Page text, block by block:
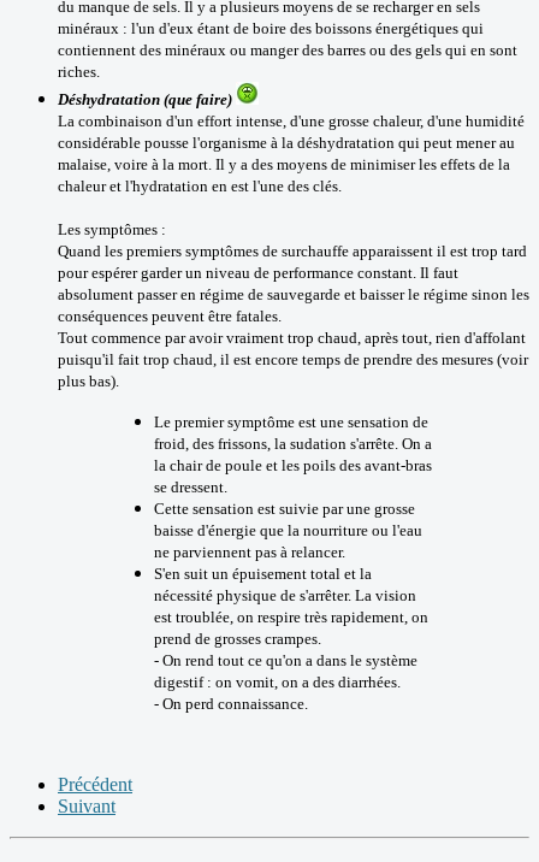
du manque de sels. Il y a plusieurs moyens de se recharger en sels
minéraux : l'un d'eux étant de boire des boissons énergétiques qui
contiennent des minéraux ou manger des barres ou des gels qui en sont
riches.
Déshydratation (que faire)
La combinaison d'un effort intense, d'une grosse chaleur, d'une humidité
considérable pousse l'organisme à la déshydratation qui peut mener au
malaise, voire à la mort. Il y a des moyens de minimiser les effets de la
chaleur et l'hydratation en est l'une des clés.
Les symptômes :
Quand les premiers symptômes de surchauffe apparaissent il est trop tard
pour espérer garder un niveau de performance constant. Il faut
absolument passer en régime de sauvegarde et baisser le régime sinon les
conséquences peuvent être fatales.
Tout commence par avoir vraiment trop chaud, après tout, rien d'affolant
puisqu'il fait trop chaud, il est encore temps de prendre des mesures (voir
plus bas).
Le premier symptôme est une sensation de
froid, des frissons, la sudation s'arrête. On a
la chair de poule et les poils des avant-bras
se dressent.
Cette sensation est suivie par une grosse
baisse d'énergie que la nourriture ou l'eau
ne parviennent pas à relancer.
S'en suit un épuisement total et la
nécessité physique de s'arrêter. La vision
est troublée, on respire très rapidement, on
prend de grosses crampes.
- On rend tout ce qu'on a dans le système
digestif : on vomit, on a des diarrhées.
- On perd connaissance.
Précédent
Suivant